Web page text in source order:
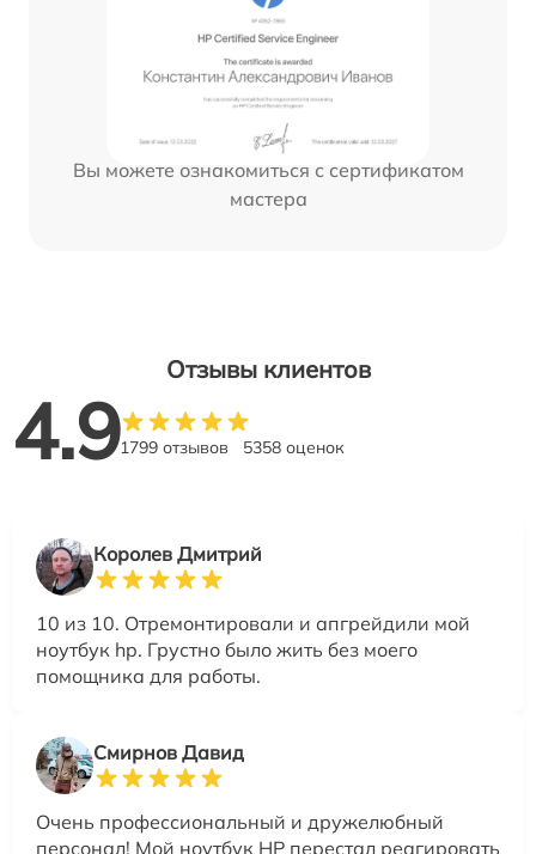
Вы можете ознакомиться с сертификатом
мастера
Отзывы клиентов
4.91799 отзывов 5358 оценок
Королев Дмитрий
10 из 10. Отремонтировали и апгрейдили мой
ноутбук hp. Грустно было жить без моего
помощника для работы.
Смирнов Давид
Очень профессиональный и дружелюбный
персонал! Мой ноутбук HP перестал реагировать